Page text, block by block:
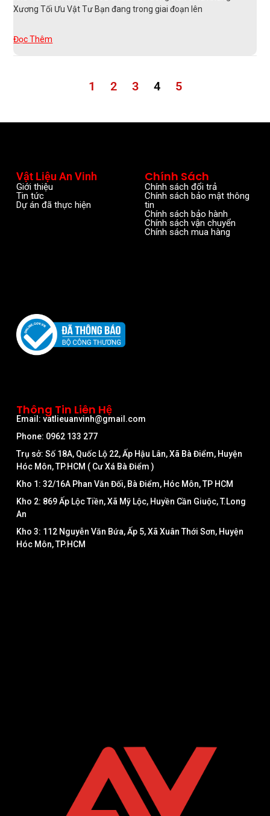
Xương Tối Ưu Vật Tư Bạn đang trong giai đoạn lên
Đọc Thêm
1 2 3 4 5
Vật Liệu An Vinh
Giới thiệu
Tin tức
Dự án đã thực hiện
Chính Sách
Chính sách đổi trả
Chính sách bảo mật thông
tin
Chính sách bảo hành
Chính sách vận chuyển
Chính sách mua hàng
Thông Tin Liên Hệ
Email: vatlieuanvinh@gmail.com
Phone: 0962 133 277
Trụ sở: Số 18A, Quốc Lộ 22, Ấp Hậu Lân, Xã Bà Điểm, Huyện
Hóc Môn, TP.HCM ( Cư Xá Bà Điểm )
Kho 1: 32/16A Phan Văn Đối, Bà Điểm, Hóc Môn, TP HCM
Kho 2: 869 Ấp Lộc Tiền, Xã Mỹ Lộc, Huyền Cần Giuộc, T.Long
An
Kho 3: 112 Nguyễn Văn Bứa, Ấp 5, Xã Xuân Thới Sơn, Huyện
Hóc Môn, TP.HCM